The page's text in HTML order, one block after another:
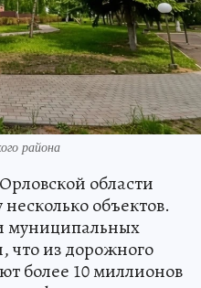
района
области
объектов.
муниципальных
что из дорожного
более 10 миллионов